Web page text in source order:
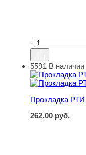
-
Прокладка
5591 В наличии
Прокладка
262,00 руб.